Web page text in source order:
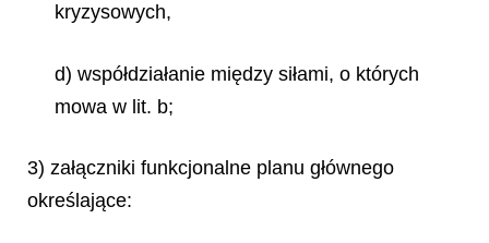
kryzysowych,
d) współdziałanie między siłami, o których
mowa w lit. b;
3) załączniki funkcjonalne planu głównego
określające: